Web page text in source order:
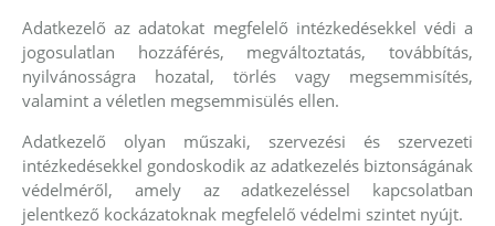
Adatkezelő az adatokat megfelelő intézkedésekkel védi a
jogosulatlan hozzáférés, megváltoztatás, továbbítás,
nyilvánosságra hozatal, törlés vagy megsemmisítés,
valamint a véletlen megsemmisülés ellen.
Adatkezelő olyan műszaki, szervezési és szervezeti
intézkedésekkel gondoskodik az adatkezelés biztonságának
védelméről, amely az adatkezeléssel kapcsolatban
jelentkező kockázatoknak megfelelő védelmi szintet nyújt.